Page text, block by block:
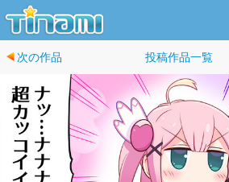
次の作品 投稿作品一覧